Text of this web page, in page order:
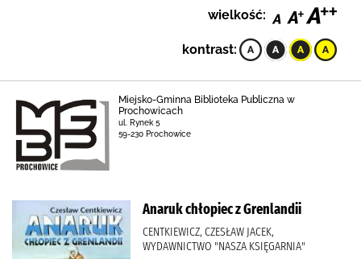
wielkość:
kontrast:
Miejsko-Gminna Biblioteka Publiczna w
Prochowicach
ul. Rynek 5
59-230 Prochowice
Anaruk chłopiec z Grenlandii
CENTKIEWICZ, CZESŁAW JACEK,
WYDAWNICTWO "NASZA KSIĘGARNIA"